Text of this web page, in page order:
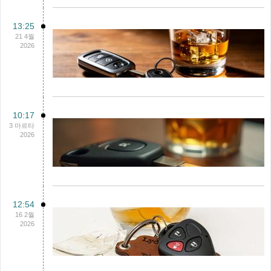
13:25
21 4월
2026
10:17
3 마르타
2026
12:54
16 2월
2026